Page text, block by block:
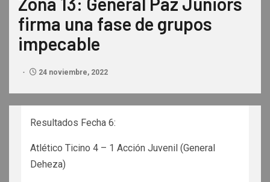
firma una fase de grupos
impecable
24 noviembre, 2022
Resultados Fecha 6:
Atlético Ticino 4 – 1 Acción Juvenil (General
Deheza)